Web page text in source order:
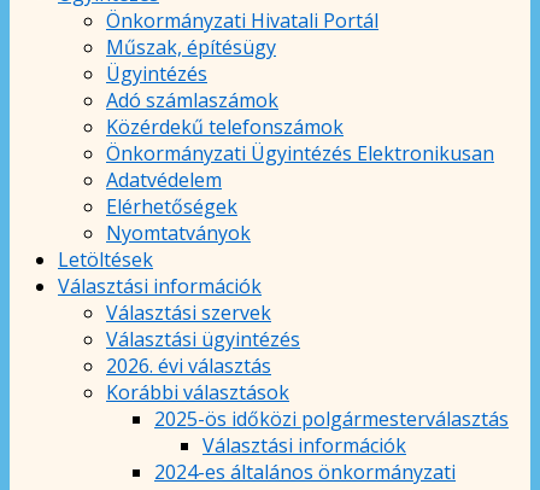
Önkormányzati Hivatali Portál
Műszak, építésügy
Ügyintézés
Adó számlaszámok
Közérdekű telefonszámok
Önkormányzati Ügyintézés Elektronikusan
Adatvédelem
Elérhetőségek
Nyomtatványok
Letöltések
Választási információk
Választási szervek
Választási ügyintézés
2026. évi választás
Korábbi választások
2025-ös időközi polgármesterválasztás
Választási információk
2024-es általános önkormányzati